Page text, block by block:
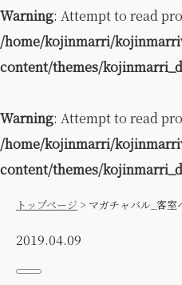
Warning: Attempt to read
/home/kojinmarri/
content/themes/
Warning: Attempt to read
/home/kojinmarri/
content/themes/
トップページ > マガチャバル_客室
2019.04.09